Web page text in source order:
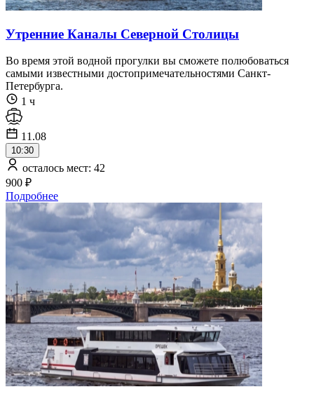
Утренние Каналы Северной Столицы
Во время этой водной прогулки вы сможете полюбоваться
самыми известными достопримечательностями Санкт-
Петербурга.
1 ч
11.08
10:30
осталось мест: 42
900 ₽
Подробнее